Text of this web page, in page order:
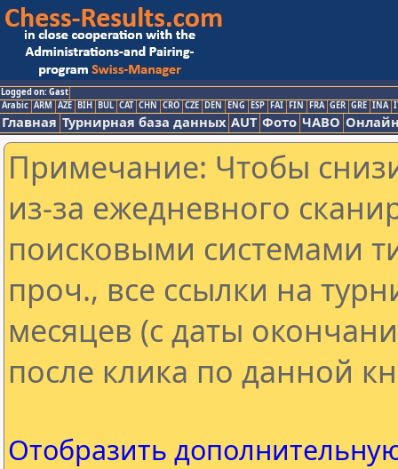
Logged on: Gast
Arabic ARM AZE BIH BUL CAT CHN CRO CZE DEN ENG ESP FAI FIN FRA GER GRE INA
Главная Турнирная база данных AUT Фото ЧАВО
Примечание: Чтобы
из-за ежедневного
поисковыми системами
проч., все ссылки на
месяцев (с даты
после клика по данной
Отобразить